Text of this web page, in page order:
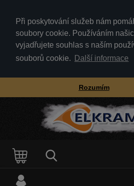
Při poskytování služeb nám
soubory cookie. Používáním
vyjadřujete souhlas s naším
souborů cookie.
Další informace
Rozumím